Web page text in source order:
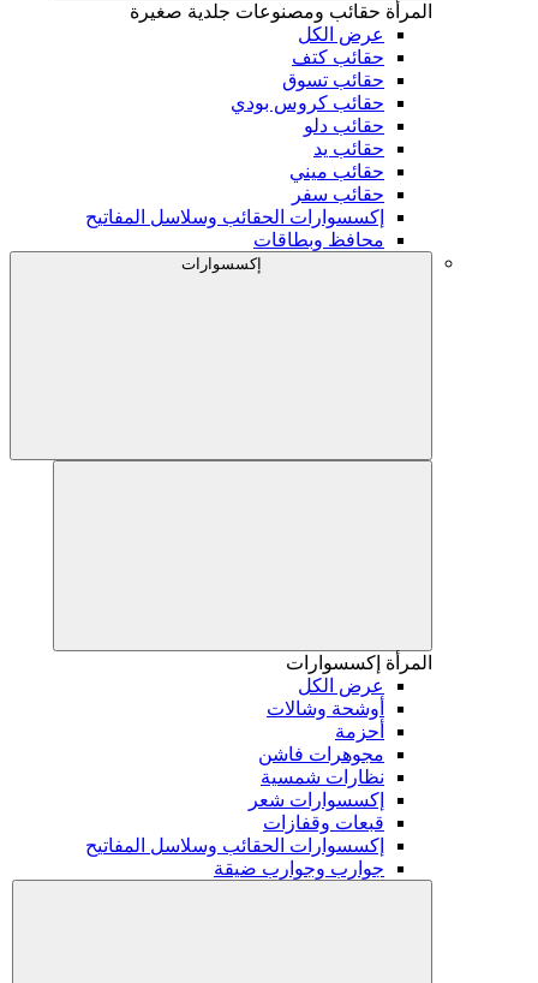
المرأة حقائب ومصنوعات جلدية صغيرة
عرض الكل
حقائب كتف
حقائب تسوق
حقائب كروس بودي
حقائب دلو
حقائب يد
حقائب ميني
حقائب سفر
إكسسوارات الحقائب وسلاسل المفاتيح
محافظ وبطاقات
إكسسوارات
المرأة إكسسوارات
عرض الكل
أوشحة وشالات
أحزمة
مجوهرات فاشن
نظارات شمسية
إكسسوارات شعر
قبعات وقفازات
إكسسوارات الحقائب وسلاسل المفاتيح
جوارب وجوارب ضيقة